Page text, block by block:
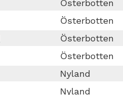
Österbotten
Österbotten
Österbotten
Österbotten
Nyland
Nyland